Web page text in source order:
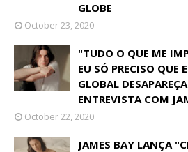
GLOBE
October 23, 2020
"TUDO O QUE ME
EU SÓ PRECISO QUE
GLOBAL
ENTREVISTA COM
October 22, 2020
JAMES BAY LANÇA